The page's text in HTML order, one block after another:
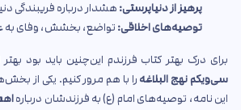
پرهیز از دنیاپرستی: هشدار درباره فریبندگی
توصیه‌های اخلاقی: تواضع، بخشش، وفای به
برای درک بهتر کتاب فرزندم این‌چنین باید بود
سی‌ویکم نهج البلاغه را با هم مرور کنیم. یکی از
این نامه، توصیه‌های امام (ع) به فرزندشان درباره